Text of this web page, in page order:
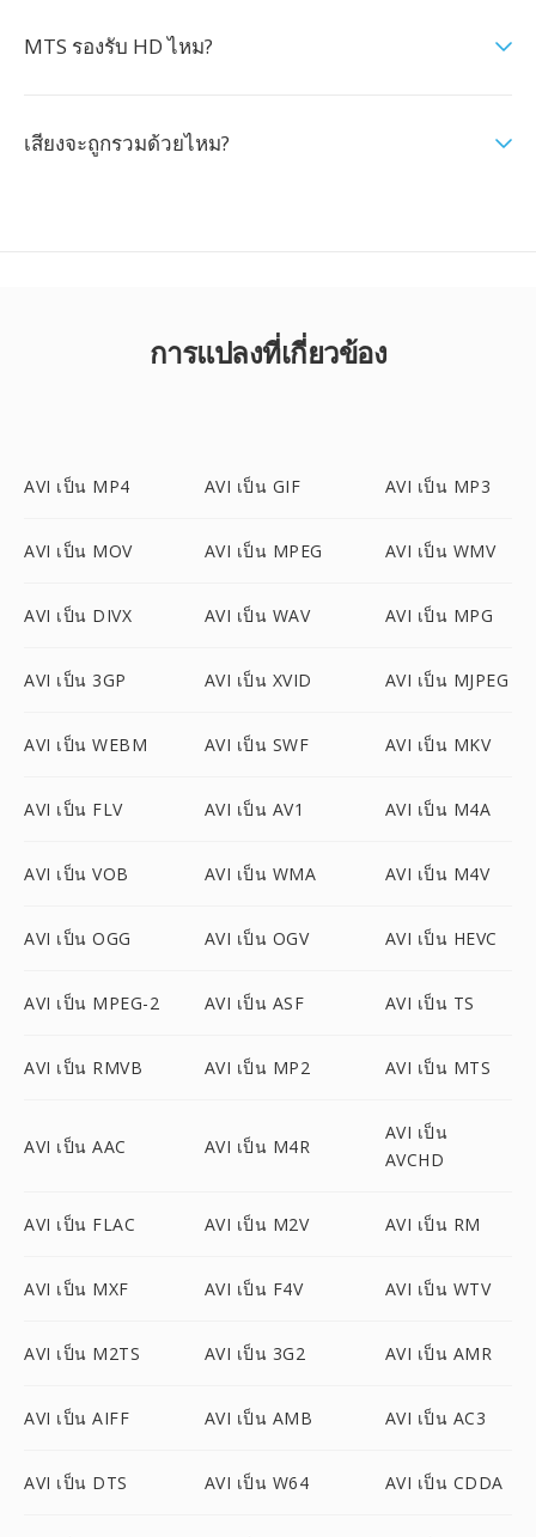
MTS รองรับ HD ไหม?
เสียงจะถูกรวมด้วยไหม?
การแปลงที่เกี่ยวข้อง
AVI เป็น MP4 AVI เป็น GIF AVI เป็น MP3
AVI เป็น MOV AVI เป็น MPEG AVI เป็น WMV
AVI เป็น DIVX AVI เป็น WAV AVI เป็น MPG
AVI เป็น 3GP AVI เป็น XVID AVI เป็น MJPEG
AVI เป็น WEBM AVI เป็น SWF AVI เป็น MKV
AVI เป็น FLV AVI เป็น AV1 AVI เป็น M4A
AVI เป็น VOB AVI เป็น WMA AVI เป็น M4V
AVI เป็น OGG AVI เป็น OGV AVI เป็น HEVC
AVI เป็น MPEG-2 AVI เป็น ASF AVI เป็น TS
AVI เป็น RMVB AVI เป็น MP2 AVI เป็น MTS
AVI เป็น AAC AVI เป็น M4R
AVI เป็น
AVCHD
AVI เป็น FLAC AVI เป็น M2V AVI เป็น RM
AVI เป็น MXF AVI เป็น F4V AVI เป็น WTV
AVI เป็น M2TS AVI เป็น 3G2 AVI เป็น AMR
AVI เป็น AIFF AVI เป็น AMB AVI เป็น AC3
AVI เป็น DTS AVI เป็น W64 AVI เป็น CDDA